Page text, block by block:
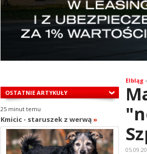
OSTATNIE ARTYKUŁY
25 minut temu
Kmicic - staruszek z werwą »
Elbląg